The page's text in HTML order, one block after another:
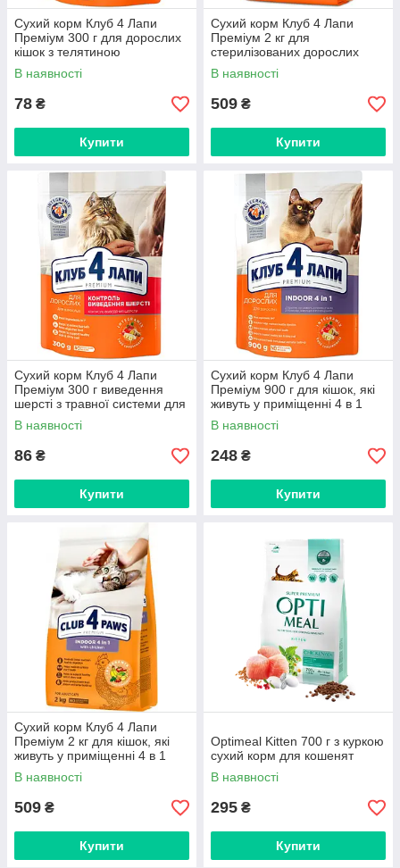
Сухий корм Клуб 4 Лапи
Преміум 300 г для дорослих
кішок з телятиною
В наявності
78 ₴
Купити
Сухий корм Клуб 4 Лапи
Преміум 2 кг для
стерилізованих дорослих
кішок
В наявності
509 ₴
Купити
Сухий корм Клуб 4 Лапи
Преміум 300 г виведення
шерсті з травної системи для
кішок
В наявності
86 ₴
Купити
Сухий корм Клуб 4 Лапи
Преміум 900 г для кішок, які
живуть у приміщенні 4 в 1
В наявності
248 ₴
Купити
Сухий корм Клуб 4 Лапи
Преміум 2 кг для кішок, які
живуть у приміщенні 4 в 1
В наявності
509 ₴
Купити
Optimeal Kitten 700 г з куркою
сухий корм для кошенят
В наявності
295 ₴
Купити